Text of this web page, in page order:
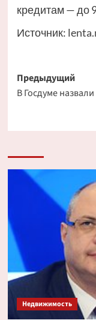
кредитам — до
Источник:
Навигация
записи
Предыдущий
В Госдуме
Недвижимость